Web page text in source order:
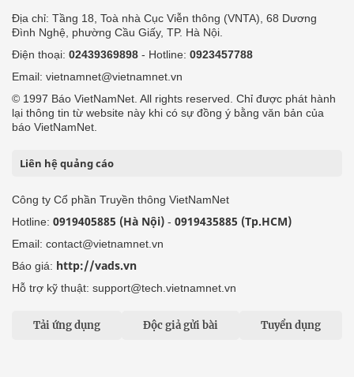
Địa chỉ: Tầng 18, Toà nhà Cục Viễn thông (VNTA), 68 Dương
Đình Nghệ, phường Cầu Giấy, TP. Hà Nội.
Điện thoại: 02439369898 - Hotline: 0923457788
Email: vietnamnet@vietnamnet.vn
© 1997 Báo VietNamNet. All rights reserved. Chỉ được phát hành
lại thông tin từ website này khi có sự đồng ý bằng văn bản của
báo VietNamNet.
Liên hệ quảng cáo
Công ty Cổ phần Truyền thông VietNamNet
Hotline: 0919405885 (Hà Nội) - 0919435885 (Tp.HCM)
Email: contact@vietnamnet.vn
Báo giá: http://vads.vn
Hỗ trợ kỹ thuật: support@tech.vietnamnet.vn
Tải ứng dụng Độc giả gửi bài Tuyển dụng